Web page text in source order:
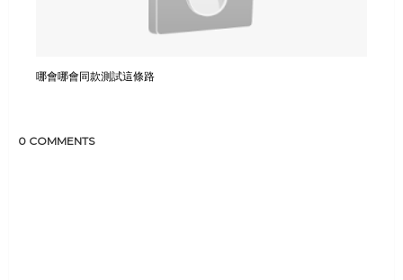
哪會哪會同款測試這條路
0 COMMENTS